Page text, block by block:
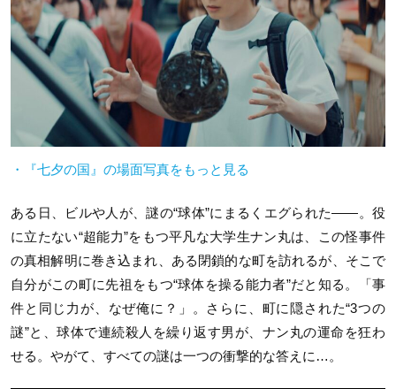
・『七夕の国』の場面写真をもっと見る
ある日、ビルや人が、謎の“球体”にまるくエグられた——。役
に立たない“超能力”をもつ平凡な大学生ナン丸は、この怪事件
の真相解明に巻き込まれ、ある閉鎖的な町を訪れるが、そこで
自分がこの町に先祖をもつ“球体を操る能力者”だと知る。「事
件と同じ力が、なぜ俺に？」。さらに、町に隠された“3つの
謎”と、球体で連続殺人を繰り返す男が、ナン丸の運命を狂わ
せる。やがて、すべての謎は一つの衝撃的な答えに…。